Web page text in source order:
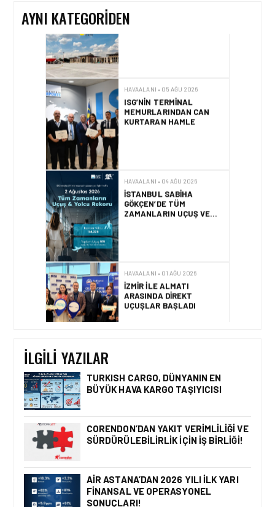
AYNI KATEGORIDEN
HAVAALANI • 04 AĞU 2026
HAVAALANI • 01 AĞU 2026
HAVAALANI • 31 TEM 2026
DINKIRCI’DEN KONTROL
KULESI’NE ZIYARET
HAVAALANI • 05 AĞU 2026
İLGILI YAZILAR
TURKISH CARGO, DÜNYANIN EN
BÜYÜK HAVA KARGO TAŞIYICISI
CORENDON’DAN YAKIT VERIMLILIĞI VE
SÜRDÜRÜLEBILIRLIK IÇIN İŞ BIRLIĞI!
AIR ASTANA’DAN 2026 YILI İLK YARI
FINANSAL VE OPERASYONEL
SONUÇLARI!